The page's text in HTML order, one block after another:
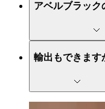
アベルブラック
輸出もできます